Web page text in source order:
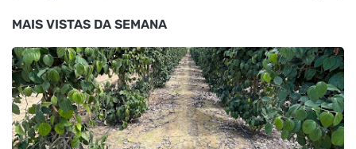
MAIS VISTAS DA SEMANA